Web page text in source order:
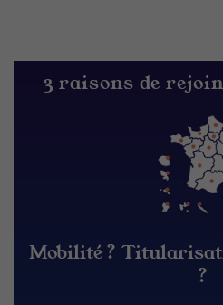
3 raisons de
Mobilité ?
?